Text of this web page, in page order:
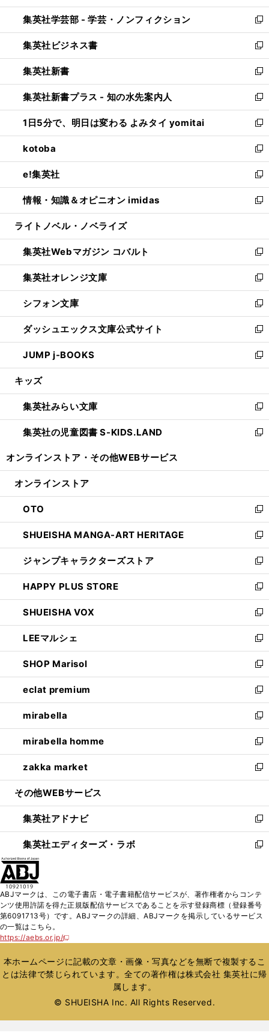
開
く
ウ
で
開
く
ン
ド
ウ
で
開
く
ウ
ィ
ン
ド
ウ
で
開
く
集英社学芸部 - 学芸・ノンフィクション
新
し
い
ウ
ィ
ン
ド
ウ
で
開
く
集英社ビジネス書
新
し
い
ウ
ィ
ン
ド
ウ
で
開
く
集英社新書
新
し
い
ウ
ィ
ン
ド
ウ
で
開
く
集英社新書プラス - 知の水先案内人
新
し
い
ウ
ィ
ン
ド
ウ
で
開
1日5分で、明日は変わる よみタイ yomitai
新
し
い
ウ
ィ
ン
ド
ウ
開
く
kotoba
新
し
い
ウ
ィ
ン
ウ
で
開
く
e!集英社
新
し
い
ウ
ン
ド
ウ
で
開
く
情報・知識＆オピニオン imidas
新
し
ウ
ィ
ン
ド
ウ
で
開
く
ライトノベル・ノベライズ
集英社Webマガジン コバルト
新
し
い
ウ
ィ
ン
ド
ウ
で
開
集英社オレンジ文庫
新
し
い
ウ
ィ
ン
ド
ウ
開
く
シフォン文庫
新
し
い
ウ
ィ
ン
ウ
で
開
く
ダッシュエックス文庫公式サイト
新
し
い
ウ
ン
ド
ウ
で
JUMP j-BOOKS
新
し
ウ
ィ
ン
ド
開
キッズ
集英社みらい文庫
新
し
い
ン
ウ
で
開
く
集英社の児童図書 S-KIDS.LAND
新
ウ
ン
ド
ウ
で
開
く
オンラインストア・ その他WEBサービス
オンラインストア
OTO
新
し
い
ウ
ィ
ン
ド
ウ
で
開
く
SHUEISHA MANGA-ART HERITAGE
新
し
い
ウ
ィ
ン
ド
ウ
で
開
く
ジャンプキャラクターズストア
新
し
い
ウ
ィ
ン
ド
ウ
で
開
く
HAPPY PLUS STORE
新
し
い
ウ
ィ
ン
ド
ウ
で
開
く
SHUEISHA VOX
新
し
い
ウ
ィ
ン
ド
ウ
で
開
く
LEEマルシェ
新
し
い
ウ
ィ
ン
ド
ウ
で
開
く
SHOP Marisol
新
し
い
ウ
ィ
ン
ド
ウ
で
開
eclat premium
新
し
い
ウ
ィ
ン
ド
ウ
開
く
mirabella
新
し
い
ウ
ィ
ン
ウ
で
開
く
mirabella homme
新
し
い
ウ
ン
ド
ウ
で
zakka market
新
し
ウ
ィ
ン
ド
く
その他WEBサービス
集英社アドナビ
新
し
い
ド
ウ
で
集英社エディターズ・ラボ
新
ィ
ン
ド
開
く
ABJマークは、この電子書店・電子書籍配信サービスが、著作権者からコンテ
ンツ使用許諾を得た正規版配信サービスであることを示す登録商標（登録番号
第6091713号）です。ABJマークの詳細、ABJマークを掲示しているサービス
の一覧はこちら。
https://aebs.or.jp/
新
い
ウ
ィ
ウ
本ホームページに記載の文章・画像・写真などを無断で複製するこ
とは法律で禁じられています。全ての著作権は株式会社 集英社に帰
属します。
© SHUEISHA Inc. All Rights Reserved.